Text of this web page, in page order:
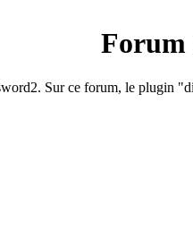
Forum
Sur ce forum, le plugin